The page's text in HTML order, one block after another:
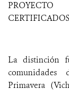
La distinción
Primavera